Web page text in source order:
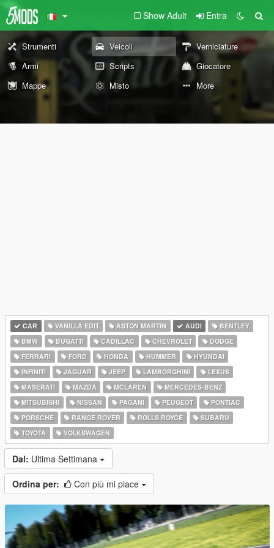
Show Adult Entra
Strumenti Veicoli
Verniciature
Armi
Scripts
Giocatore
Mappe
Misto More
CAR VANILLA EDIT ASTON MARTIN AUDI
BENTLEY
BMW
BUGATTI CADILLAC CHEVROLET
DODGE
FERRARI
FORD HONDA HUMMER
HYUNDAI
INFINITI
JAGUAR JEEP LAMBORGHINI
LEXUS
MASERATI
MAZDA MCLAREN
MERCEDES-BENZ
MITSUBISHI
NISSAN PAGANI PEUGEOT
PONTIAC
PORSCHE
RANGE ROVER ROLLS ROYCE
SUBARU
TOYOTA
VOLKSWAGEN
Dal: Ultima Settimana
Ordina per: Con più mi piace